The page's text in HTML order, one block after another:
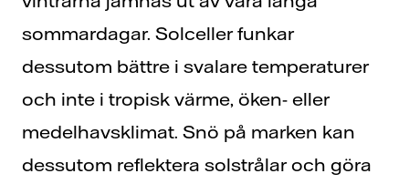
sommardagar. Solceller funkar
dessutom bättre i svalare temperaturer
och inte i tropisk värme, öken- eller
medelhavsklimat. Snö på marken kan
dessutom reflektera solstrålar och göra